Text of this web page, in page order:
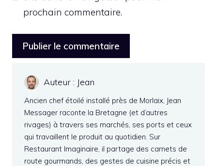
prochain commentaire.
Auteur : Jean
Ancien chef étoilé installé près de Morlaix, Jean
Messager raconte la Bretagne (et d’autres
rivages) à travers ses marchés, ses ports et ceux
qui travaillent le produit au quotidien. Sur
Restaurant Imaginaire, il partage des carnets de
route gourmands, des gestes de cuisine précis et